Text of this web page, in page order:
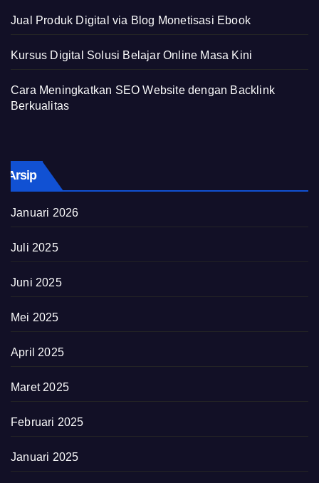
Jual Produk Digital via Blog Monetisasi Ebook
Kursus Digital Solusi Belajar Online Masa Kini
Cara Meningkatkan SEO Website dengan Backlink
Berkualitas
Arsip
Januari 2026
Juli 2025
Juni 2025
Mei 2025
April 2025
Maret 2025
Februari 2025
Januari 2025